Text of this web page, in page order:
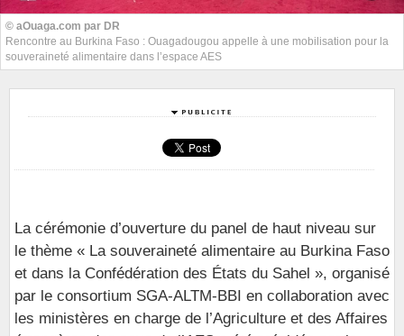
© aOuaga.com par DR
Rencontre au Burkina Faso : Ouagadougou appelle à une mobilisation pour la
souveraineté alimentaire dans l’espace AES
La cérémonie d’ouverture du panel de haut niveau sur
le thème « La souveraineté alimentaire au Burkina Faso
et dans la Confédération des États du Sahel », organisé
par le consortium SGA-ALTM-BBI en collaboration avec
les ministères en charge de l’Agriculture et des Affaires